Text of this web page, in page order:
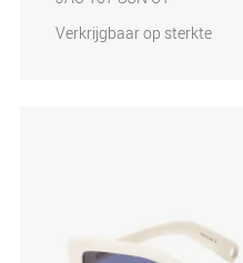
Verkrijgbaar op sterkte